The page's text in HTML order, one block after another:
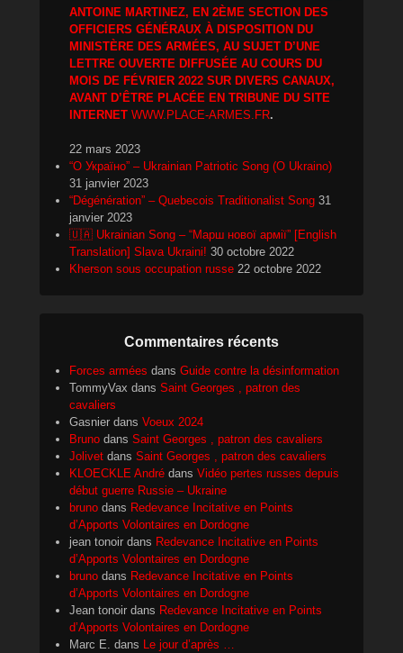
ANTOINE MARTINEZ, EN 2ÈME SECTION DES
OFFICIERS GÉNÉRAUX À DISPOSITION DU
MINISTÈRE DES ARMÉES, AU SUJET D’UNE
LETTRE OUVERTE DIFFUSÉE AU COURS DU
MOIS DE FÉVRIER 2022 SUR DIVERS CANAUX,
AVANT D’ÊTRE PLACÉE EN TRIBUNE DU SITE
INTERNET WWW.PLACE-ARMES.FR.
22 mars 2023
“О Україно” – Ukrainian Patriotic Song (O Ukraino)
31 janvier 2023
“Dégénération” – Quebecois Traditionalist Song 31
janvier 2023
🇺🇦 Ukrainian Song – “Марш нової армії” [English
Translation] Slava Ukraini! 30 octobre 2022
Kherson sous occupation russe 22 octobre 2022
Commentaires récents
Forces armées dans Guide contre la désinformation
TommyVax dans Saint Georges , patron des
cavaliers
Gasnier dans Voeux 2024
Bruno dans Saint Georges , patron des cavaliers
Jolivet dans Saint Georges , patron des cavaliers
KLOECKLE André dans Vidéo pertes russes depuis
début guerre Russie – Ukraine
bruno dans Redevance Incitative en Points
d’Apports Volontaires en Dordogne
jean tonoir dans Redevance Incitative en Points
d’Apports Volontaires en Dordogne
bruno dans Redevance Incitative en Points
d’Apports Volontaires en Dordogne
Jean tonoir dans Redevance Incitative en Points
d’Apports Volontaires en Dordogne
Marc E. dans Le jour d’après …